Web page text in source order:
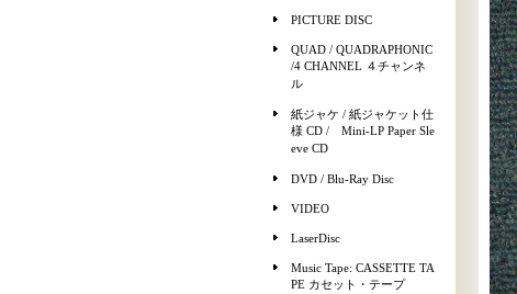
PICTURE DISC
QUAD / QUADRAPHONIC
/4 CHANNEL ４チャンネ
ル
紙ジャケ / 紙ジャケット仕
様 CD / Mini-LP Paper Sle
eve CD
DVD / Blu-Ray Disc
VIDEO
LaserDisc
Music Tape: CASSETTE TA
PE カセット・テープ